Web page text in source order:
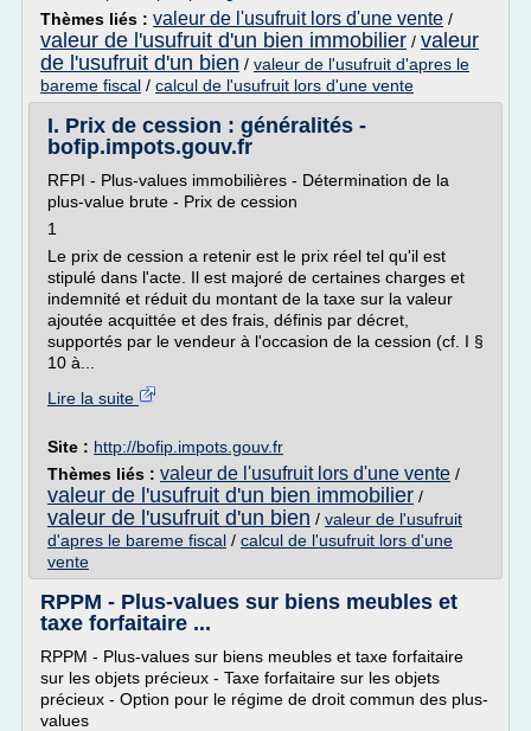
Thèmes liés : valeur de l'usufruit lors d'une vente /
valeur de l'usufruit d'un bien immobilier / valeur
de l'usufruit d'un bien / valeur de l'usufruit d'apres le
bareme fiscal / calcul de l'usufruit lors d'une vente
I. Prix de cession : généralités -
bofip.impots.gouv.fr
RFPI - Plus-values immobilières - Détermination de la
plus-value brute - Prix de cession
1
Le prix de cession a retenir est le prix réel tel qu'il est
stipulé dans l'acte. Il est majoré de certaines charges et
indemnité et réduit du montant de la taxe sur la valeur
ajoutée acquittée et des frais, définis par décret,
supportés par le vendeur à l'occasion de la cession (cf. I §
10 à...
Lire la suite
Site : http://bofip.impots.gouv.fr
Thèmes liés : valeur de l'usufruit lors d'une vente /
valeur de l'usufruit d'un bien immobilier /
valeur de l'usufruit d'un bien / valeur de l'usufruit
d'apres le bareme fiscal / calcul de l'usufruit lors d'une
vente
RPPM - Plus-values sur biens meubles et
taxe forfaitaire ...
RPPM - Plus-values sur biens meubles et taxe forfaitaire
sur les objets précieux - Taxe forfaitaire sur les objets
précieux - Option pour le régime de droit commun des plus-
values